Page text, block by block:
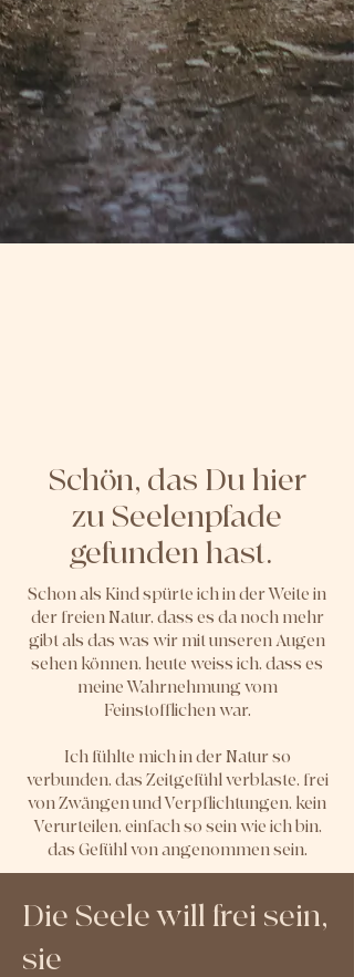
Schön, das Du hier
zu Seelenpfade
gefunden hast.
Schon als Kind spürte ich in der Weite in
der freien Natur, dass es da noch mehr
gibt als das was wir mit unseren Augen
sehen können, heute weiss ich, dass es
meine Wahrnehmung vom
Feinstofflichen war.
Ich fühlte mich in der Natur so
verbunden, das Zeitgefühl verblaste, frei
von Zwängen und Verpflichtungen, kein
Verurteilen, einfach so sein wie ich bin,
das Gefühl von angenommen sein.
Die Seele will frei sein,
sie